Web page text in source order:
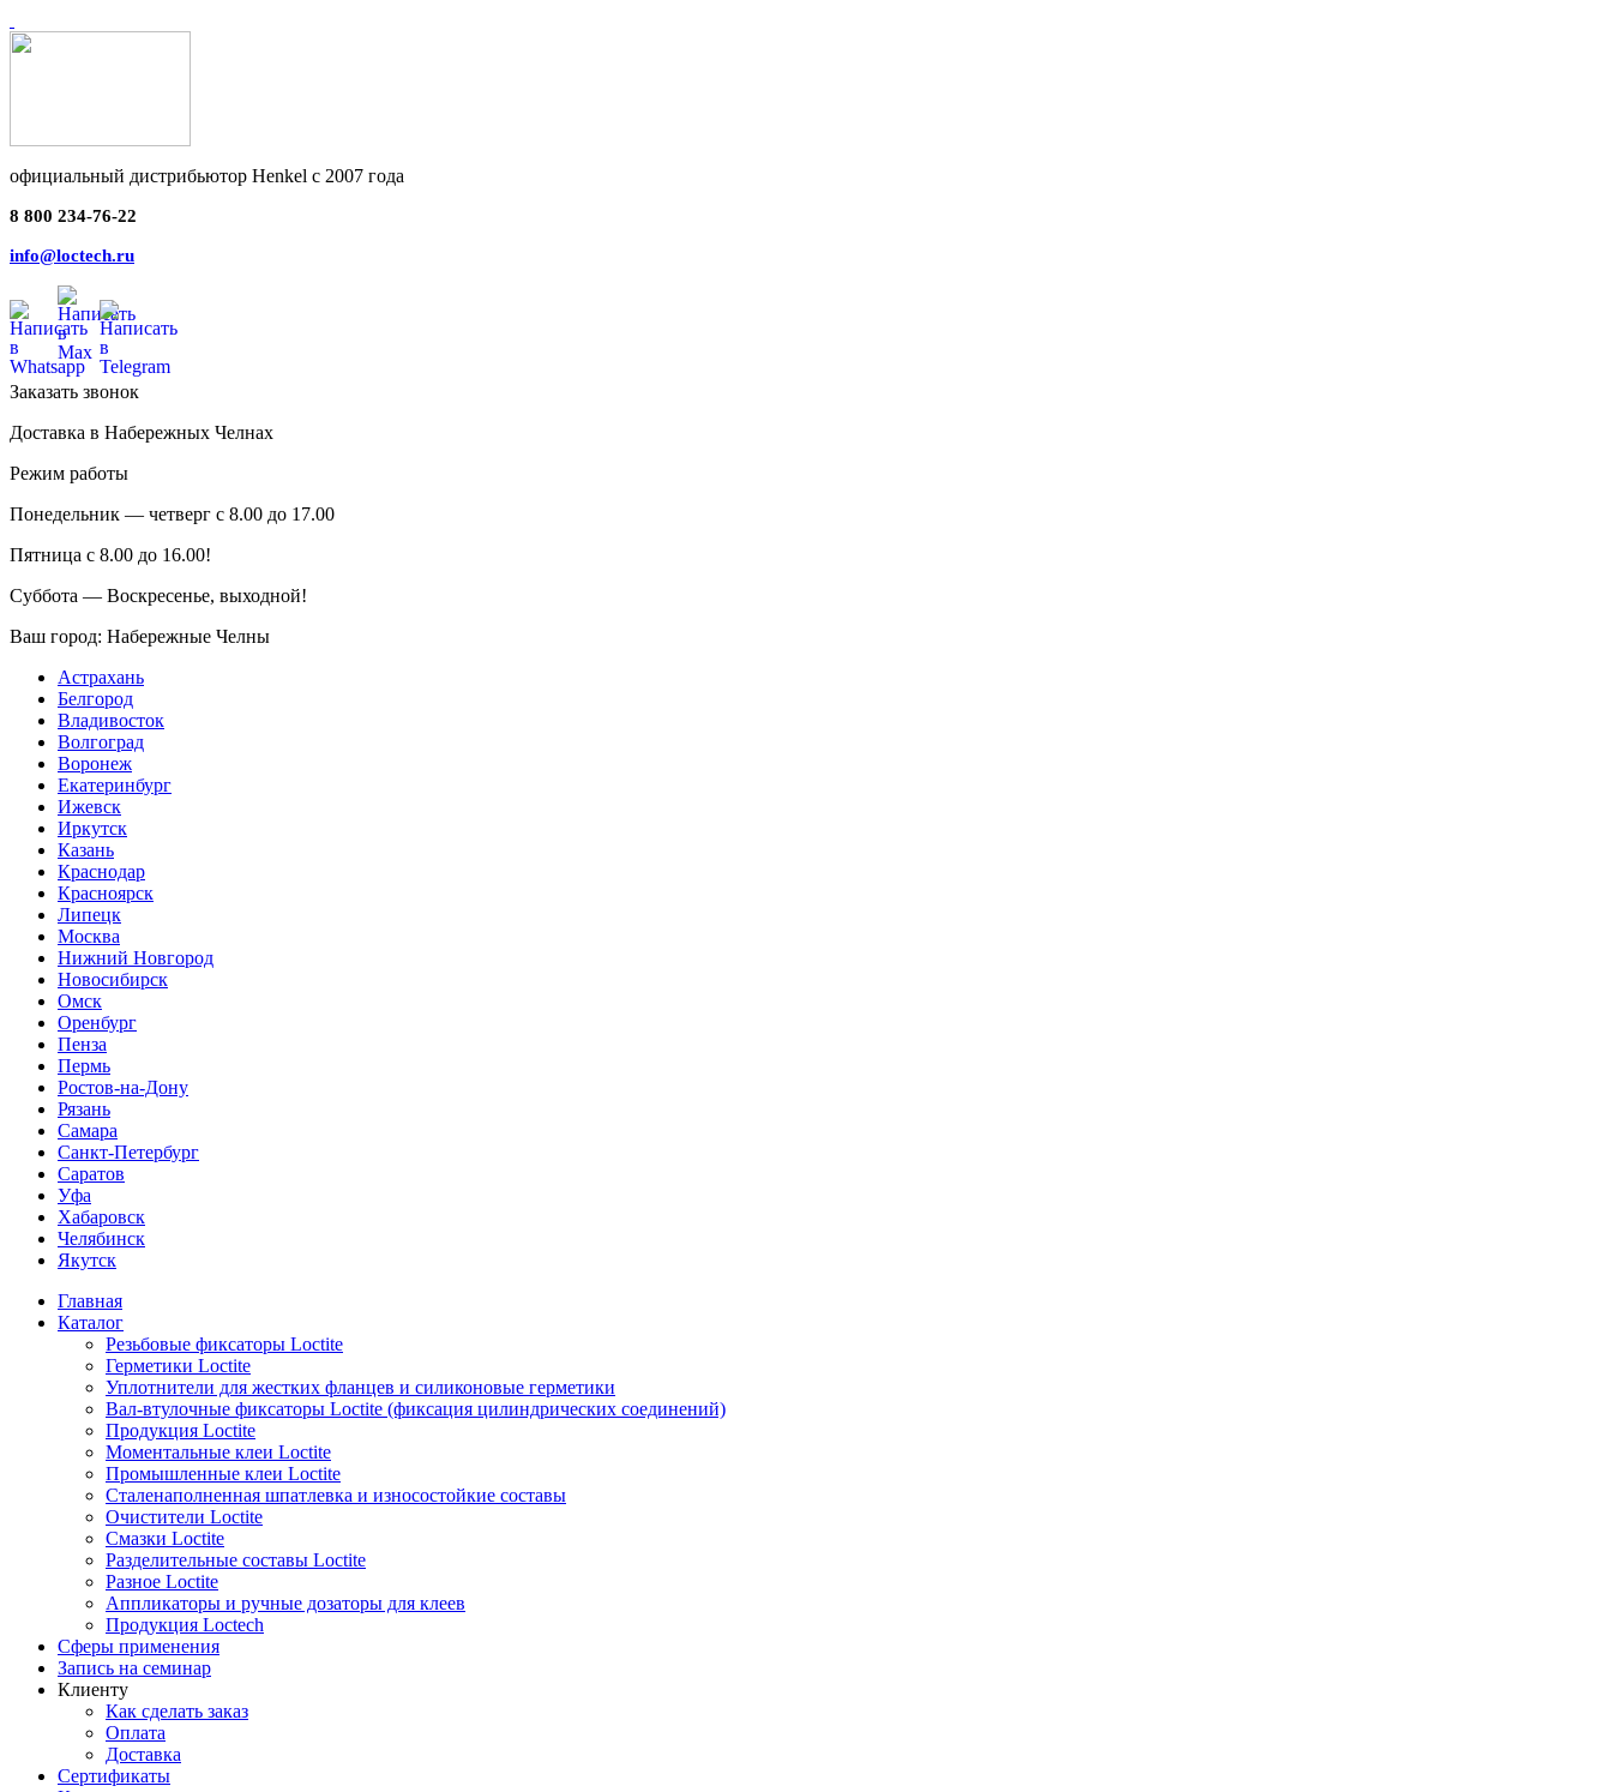
официальный дистрибьютор Henkel с 2007 года
8 800 234-76-22
info@loctech.ru
Заказать звонок
Доставка в Набережных Челнах
Режим работы
Понедельник — четверг с 8.00 до 17.00
Пятница с 8.00 до 16.00!
Суббота — Воскресенье, выходной!
Ваш город: Набережные Челны
Астрахань
Белгород
Владивосток
Волгоград
Воронеж
Екатеринбург
Ижевск
Иркутск
Казань
Краснодар
Красноярск
Липецк
Москва
Нижний Новгород
Новосибирск
Омск
Оренбург
Пенза
Пермь
Ростов-на-Дону
Рязань
Самара
Санкт-Петербург
Саратов
Уфа
Хабаровск
Челябинск
Якутск
Главная
Каталог
Резьбовые фиксаторы Loctite
Герметики Loctite
Уплотнители для жестких фланцев и силиконовые герметики
Вал-втулочные фиксаторы Loctite (фиксация цилиндрических соединений)
Продукция Loctite
Моментальные клеи Loctite
Промышленные клеи Loctite
Сталенаполненная шпатлевка и износостойкие составы
Очистители Loctite
Смазки Loctite
Разделительные составы Loctite
Разное Loctite
Аппликаторы и ручные дозаторы для клеев
Продукция Loctech
Сферы применения
Запись на семинар
Клиенту
Как сделать заказ
Оплата
Доставка
Сертификаты